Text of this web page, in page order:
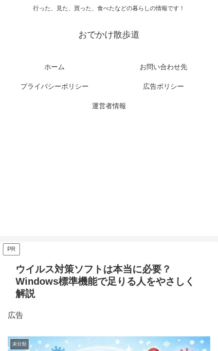
行った、見た、買った、食べたなどの暮らしの情報です！
おでかけ散歩道
ホーム お問い合わせ先
プライバシーポリシー 広告ポリシー
運営者情報
PR
ウイルス対策ソフトは本当に必要？
Windows標準機能で足りる人をやさしく
解説
広告
未分類